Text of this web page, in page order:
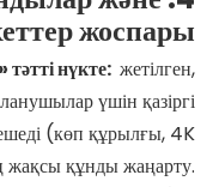
жоспары
нүкте: жетілген,
үшін қазіргі
(көп құрылғы, 4K
жақсы құнды жаңарту.